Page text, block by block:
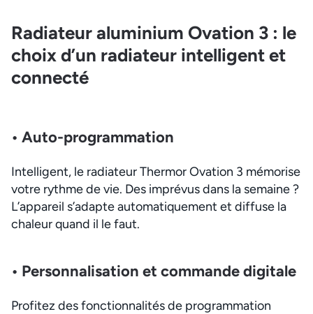
Radiateur aluminium Ovation 3 : le
choix d’un radiateur intelligent et
connecté
• Auto-programmation
Intelligent, le radiateur Thermor Ovation 3 mémorise
votre rythme de vie. Des imprévus dans la semaine ?
L’appareil s’adapte automatiquement et diffuse la
chaleur quand il le faut.
• Personnalisation et commande digitale
Profitez des fonctionnalités de programmation